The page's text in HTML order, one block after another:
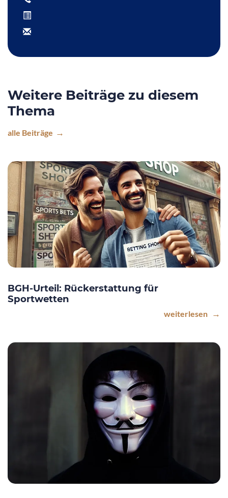
Weitere Beiträge zu diesem
Thema
alle Beiträge
BGH-Urteil: Rückerstattung für
Sportwetten
weiterlesen